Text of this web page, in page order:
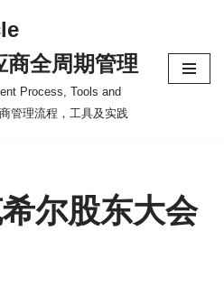
全周期管理
Process, Tools and
管理流程，工具及实践
尔股东大会